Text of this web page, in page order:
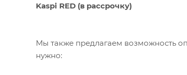
Kaspi RED (в рассрочку)
Мы также предлагаем возможность
нужно: